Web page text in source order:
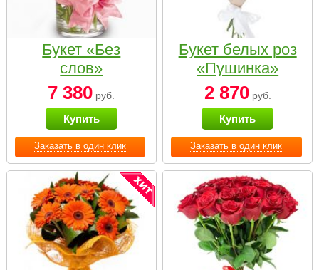
Заказать в один клик
Букет «Без
слов»
7 380 руб.
Купить
Заказать в один клик
Букет белых роз
«Пушинка»
2 870руб.
Купить